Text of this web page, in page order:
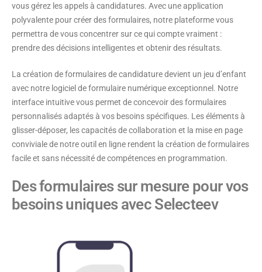
vous gérez les appels à candidatures. Avec une application
polyvalente pour créer des formulaires, notre plateforme vous
permettra de vous concentrer sur ce qui compte vraiment :
prendre des décisions intelligentes et obtenir des résultats.
La création de formulaires de candidature devient un jeu d’enfant
avec notre logiciel de formulaire numérique exceptionnel. Notre
interface intuitive vous permet de concevoir des formulaires
personnalisés adaptés à vos besoins spécifiques. Les éléments à
glisser-déposer, les capacités de collaboration et la mise en page
conviviale de notre outil en ligne rendent la création de formulaires
facile et sans nécessité de compétences en programmation.
Des formulaires sur mesure pour vos
besoins uniques avec Selecteev